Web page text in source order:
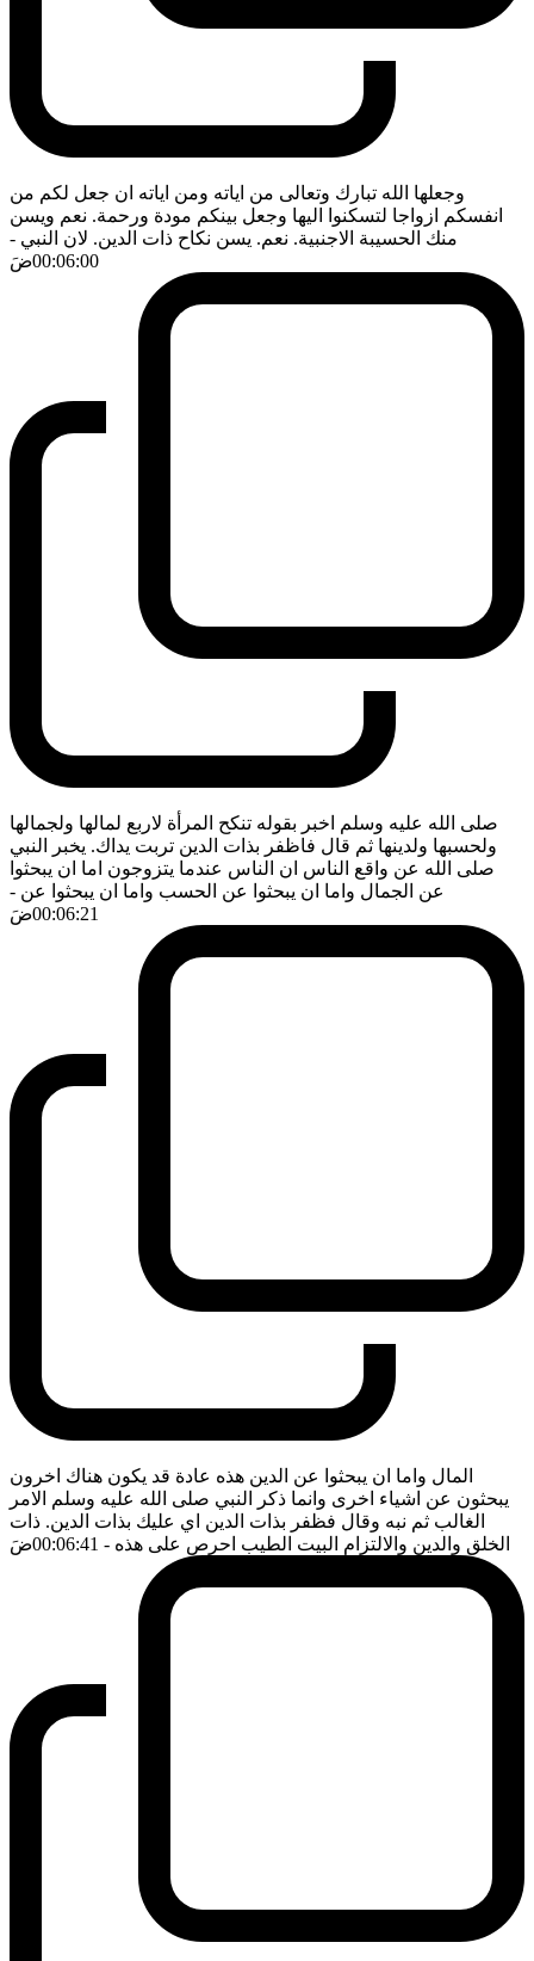
وجعلها الله تبارك وتعالى من اياته ومن اياته ان جعل لكم من
انفسكم ازواجا لتسكنوا اليها وجعل بينكم مودة ورحمة. نعم ويسن
منك الحسيبة الاجنبية. نعم. يسن نكاح ذات الدين. لان النبي -
00:06:00ضَ
صلى الله عليه وسلم اخبر بقوله تنكح المرأة لاربع لمالها ولجمالها
ولحسبها ولدينها ثم قال فاظفر بذات الدين تربت يداك. يخبر النبي
صلى الله عن واقع الناس ان الناس عندما يتزوجون اما ان يبحثوا
عن الجمال واما ان يبحثوا عن الحسب واما ان يبحثوا عن -
00:06:21ضَ
المال واما ان يبحثوا عن الدين هذه عادة قد يكون هناك اخرون
يبحثون عن اشياء اخرى وانما ذكر النبي صلى الله عليه وسلم الامر
الغالب ثم نبه وقال فظفر بذات الدين اي عليك بذات الدين. ذات
الخلق والدين والالتزام البيت الطيب احرص على هذه - 00:06:41 ضَ